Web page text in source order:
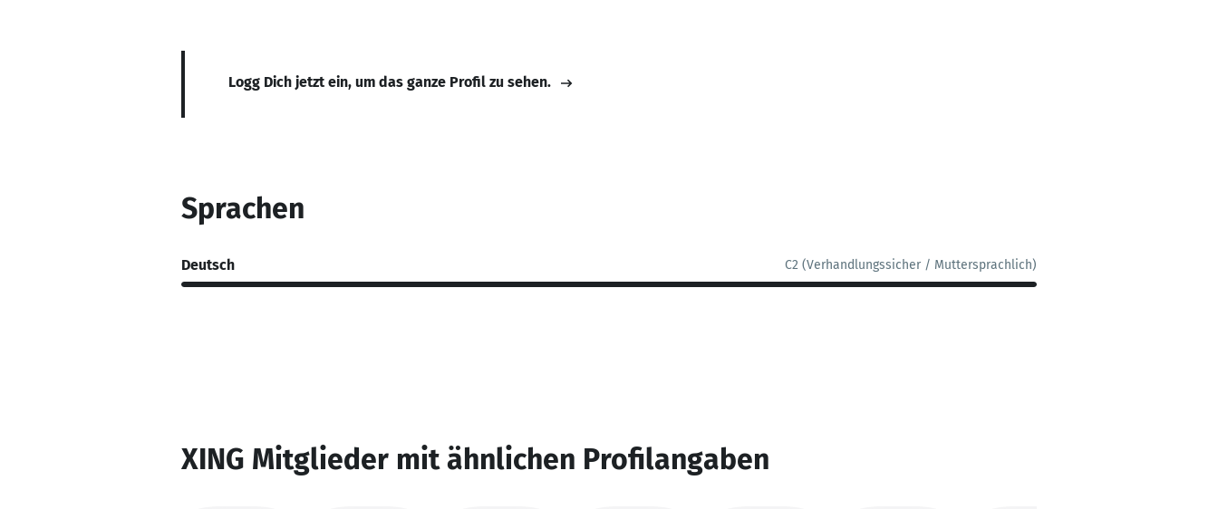
Logg Dich jetzt ein, um das ganze Profil zu sehen.
Sprachen
Deutsch C2 (Verhandlungssicher / Muttersprachlich)
XING Mitglieder mit ähnlichen Profilangaben